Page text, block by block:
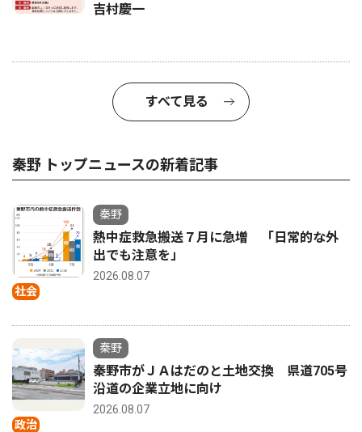
吉村慶一
すべて見る
秦野 トップニュースの新着記事
社会
秦野
熱中症救急搬送７月に急増 「日常的な外
出でも注意を」
2026.08.07
政治
秦野
秦野市がＪＡはだのと土地交換 県道705号
沿道の企業立地に向け
2026.08.07